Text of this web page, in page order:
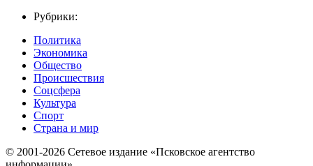
Рубрики:
Политика
Экономика
Общество
Происшествия
Соцсфера
Культура
Спорт
Страна и мир
© 2001-2026 Сетевое издание «Псковское агентство